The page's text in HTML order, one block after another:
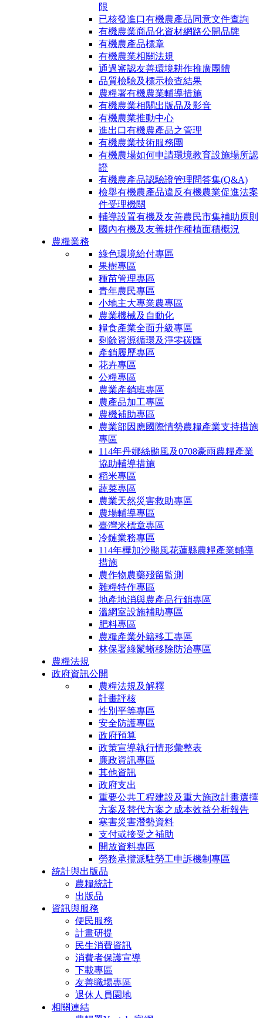
限
已核發進口有機農產品同意文件查詢
有機農業商品化資材網路公開品牌
有機農產品標章
有機農業相關法規
通過審認友善環境耕作推廣團體
品質檢驗及標示檢查結果
農糧署有機農業輔導措施
有機農業相關出版品及影音
有機農業推動中心
進出口有機農產品之管理
有機農業技術服務團
有機農場如何申請環境教育設施場所認
證
有機農產品認驗證管理問答集(Q&A)
檢舉有機農產品違反有機農業促進法案
件受理機關
輔導設置有機及友善農民市集補助原則
國內有機及友善耕作種植面積概況
農糧業務
綠色環境給付專區
果樹專區
種苗管理專區
青年農民專區
小地主大專業農專區
農業機械及自動化
糧食產業全面升級專區
剩餘資源循環及淨零碳匯
產銷履歷專區
花卉專區
公糧專區
農業產銷班專區
農產品加工專區
農機補助專區
農業部因應國際情勢農糧產業支持措施
專區
114年丹娜絲颱風及0708豪雨農糧產業
協助輔導措施
稻米專區
蔬菜專區
農業天然災害救助專區
農場輔導專區
臺灣米標章專區
冷鏈業務專區
114年樺加沙颱風花蓮縣農糧產業輔導
措施
農作物農藥殘留監測
雜糧特作專區
地產地消與農產品行銷專區
溫網室設施補助專區
肥料專區
農糧產業外籍移工專區
林保署綠鬣蜥移除防治專區
農糧法規
政府資訊公開
農糧法規及解釋
計畫評核
性別平等專區
安全防護專區
政府預算
政策宣導執行情形彙整表
廉政資訊專區
其他資訊
政府支出
重要公共工程建設及重大施政計畫選擇
方案及替代方案之成本效益分析報告
寒害災害潛勢資料
支付或接受之補助
開放資料專區
勞務承攬派駐勞工申訴機制專區
統計與出版品
農糧統計
出版品
資訊與服務
便民服務
計畫研提
民生消費資訊
消費者保護宣導
下載專區
友善職場專區
退休人員園地
相關連結